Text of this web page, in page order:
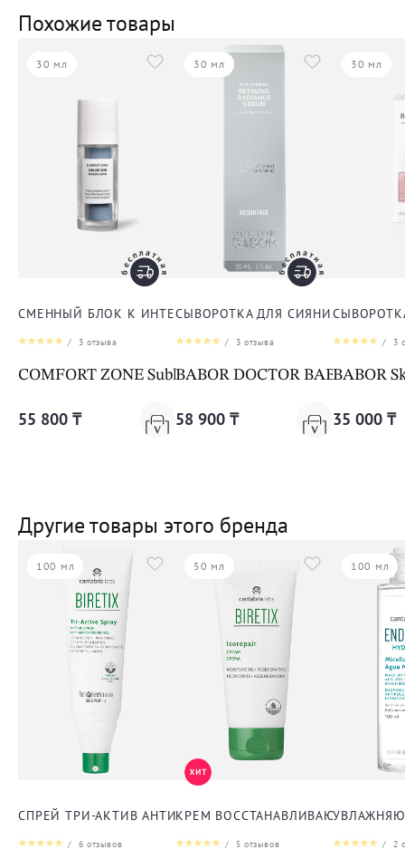
Похожие товары
30 мл
СМЕННЫЙ БЛОК К ИНТЕНСИВНОЙ ЛИФТИНГ-СЫВОРОТКЕ
/ 3 отзыва
COMFORT ZONE Sublime Skin Intensive Serum Refill
55 800 ₸
30 мл
СЫВОРОТКА ДЛЯ СИЯНИЯ КОЖИ
/ 3 отзыва
BABOR DOCTOR BABOR
58 900 ₸
30 мл
/ 3
BABOR
35 000 ₸
Другие товары этого бренда
100 мл
СПРЕЙ ТРИ-АКТИВ АНТИ-АКНЕ ДЛЯ ТЕЛА
/ 6 отзывов
50 мл
КРЕМ ВОССТАНАВЛИВАЮЩИЙ
/ 5 отзывов
100 мл
/ 2